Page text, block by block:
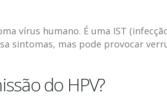
vírus humano. É uma IST
sintomas, mas pode provocar
do HPV?